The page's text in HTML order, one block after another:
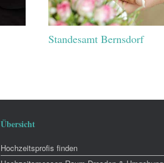
Standesamt Bernsdorf
Übersicht
Hochzeitsprofis finden